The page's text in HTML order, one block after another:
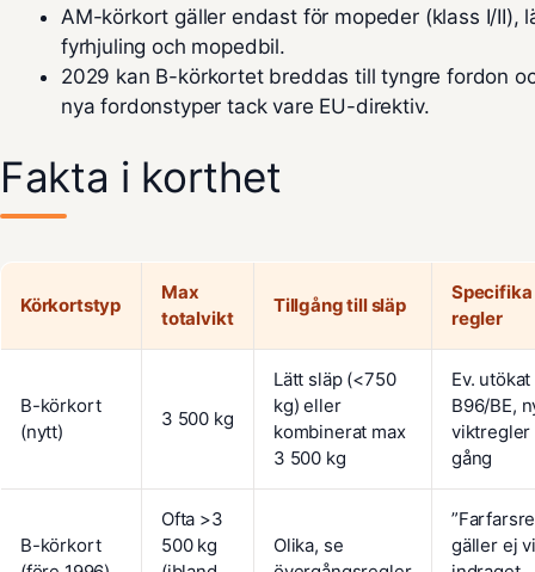
AM-körkort gäller endast för mopeder (klass I/II),
fyrhjuling och mopedbil.
2029 kan B-körkortet breddas till tyngre fordon
nya fordonstyper tack vare EU-direktiv.
Fakta i korthet
Körkortstyp
Max
totalvikt
Tillgång till släp
Specifika
regler
B-körkort
(nytt)
3 500 kg
Lätt släp (<750
kg) eller
kombinerat max
3 500 kg
Ev.
B96/BE,
viktregler
gång
B-körkort
Ofta >3
500 kg
Olika, se
gäller ej